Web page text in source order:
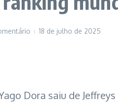
18 de julho de 2025
Dora saiu de